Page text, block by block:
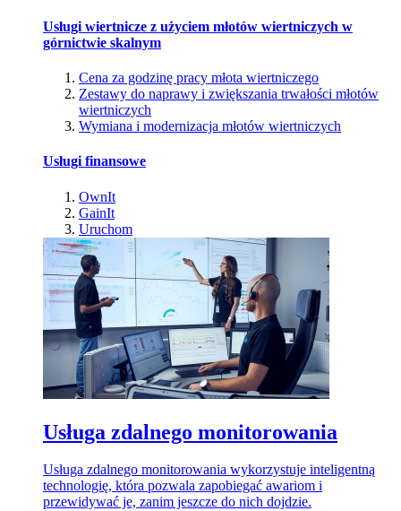
Usługi wiertnicze z użyciem młotów wiertniczych w
górnictwie skalnym
Cena za godzinę pracy młota wiertniczego
Zestawy do naprawy i zwiększania trwałości młotów
wiertniczych
Wymiana i modernizacja młotów wiertniczych
Usługi finansowe
OwnIt
GainIt
Uruchom
Usługa zdalnego monitorowania
Usługa zdalnego monitorowania wykorzystuje inteligentną
technologię, która pozwala zapobiegać awariom i
przewidywać je, zanim jeszcze do nich dojdzie.